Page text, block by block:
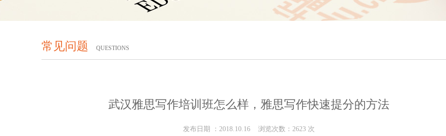
常见问题 QUESTIONS
武汉雅思写作培训班怎么样，雅思写作快速提分的方法
发布日期 ：2018.10.16 浏览次数：2623 次